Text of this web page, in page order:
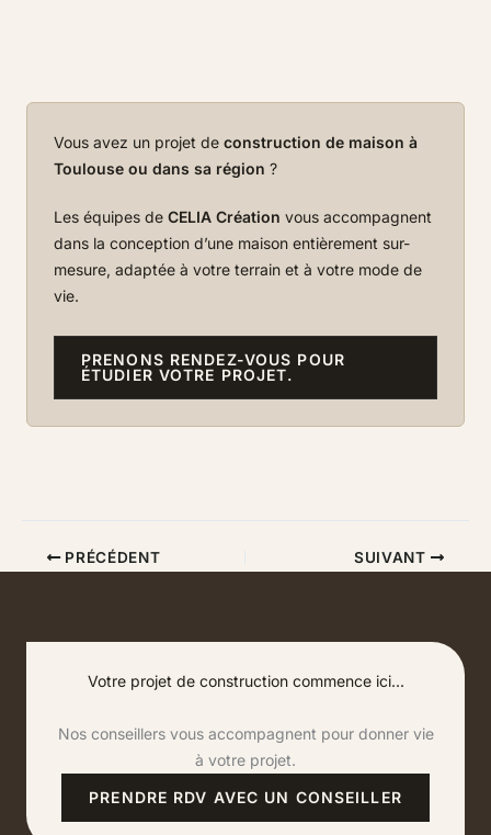
Vous avez un projet de construction de maison à
Toulouse ou dans sa région ?
Les équipes de CELIA Création vous accompagnent
dans la conception d’une maison entièrement sur-
mesure, adaptée à votre terrain et à votre mode de
vie.
PRENONS RENDEZ-VOUS POUR
ÉTUDIER VOTRE PROJET.
PRÉCÉDENT SUIVANT
Votre projet de construction commence ici...
Nos conseillers vous accompagnent pour donner vie
à votre projet.
PRENDRE RDV AVEC UN CONSEILLER